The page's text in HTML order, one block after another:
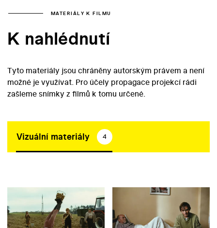
MATERIÁLY K FILMU
K nahlédnutí
Tyto materiály jsou chráněny autorským právem a není
možné je využívat. Pro účely propagace projekcí rádi
zašleme snímky z filmů k tomu určené.
Vizuální materiály 4